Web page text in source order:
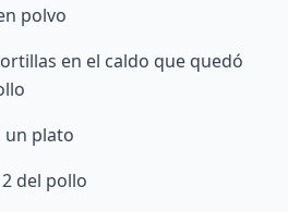
polvo
en el caldo que quedó
un plato
del pollo